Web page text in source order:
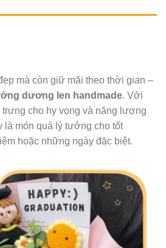
mà còn giữ mãi theo thời gian –
dương len handmade. Với
cho hy vọng và năng lượng
là món quà lý tưởng cho tốt
hoặc những ngày đặc biệt.